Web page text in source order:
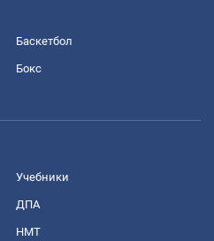
Баскетбол
Бокс
Учебники
ДПА
НМТ